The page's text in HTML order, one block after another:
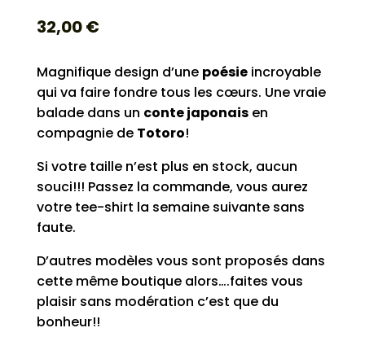
32,00€
Magnifique design d’une poésieincroyable
qui va faire fondre tous les cœurs. Une vraie
balade dans un conte japonaisen
compagnie de Totoro!
Si votre taille n’est plus en stock, aucun
souci!!! Passez la commande, vous aurez
votre tee-shirt la semaine suivante sans
faute.
D’autres modèles vous sont proposés dans
cette même boutique alors….faites vous
plaisir sans modération c’est que du
bonheur!!